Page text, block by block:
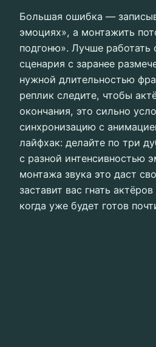
Большая ошибка —
эмоциях», а монтажить
подгоню». Лучше работать
сценария с заранее
нужной длительностью
реплик следите, чтобы
окончания, это сильно
синхронизацию с
лайфхак: делайте по три
с разной интенсивностью
монтажа звука это даст
заставит вас гнать
когда уже будет готов